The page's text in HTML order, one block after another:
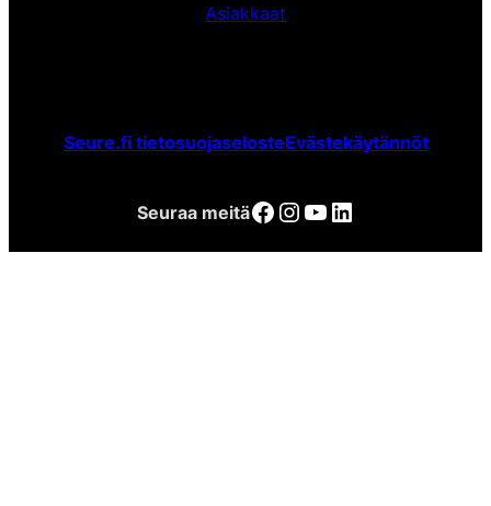
Asiakkaat
Seure.fi tietosuojaselosteEvästekäytännöt
Seuraa meitäFacebook Instagram YouTube LinkedIn